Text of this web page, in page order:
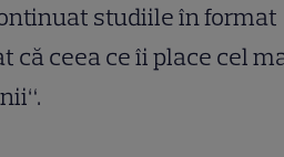
studiile în format
că ceea ce îi place cel